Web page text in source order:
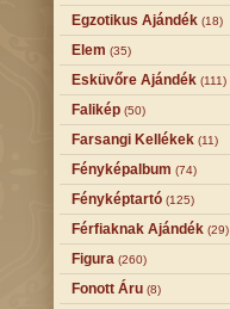
Egzotikus Ajándék (18)
Elem (35)
Esküvőre Ajándék (111)
Falikép (50)
Farsangi Kellékek (11)
Fényképalbum (74)
Fényképtartó (125)
Férfiaknak Ajándék (29)
Figura (260)
Fonott Áru (8)